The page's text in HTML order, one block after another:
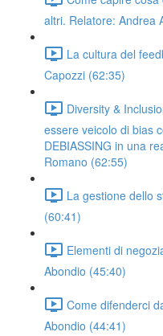
altri. Relatore: Andrea
La cultura del
Capozzi (62:35)
Diversity &
essere veicolo di bias
DEBIASSING in una
Romano (62:55)
La gestione dello
(60:41)
Elementi di
Abondio (45:40)
Come difenderci
Abondio (44:41)